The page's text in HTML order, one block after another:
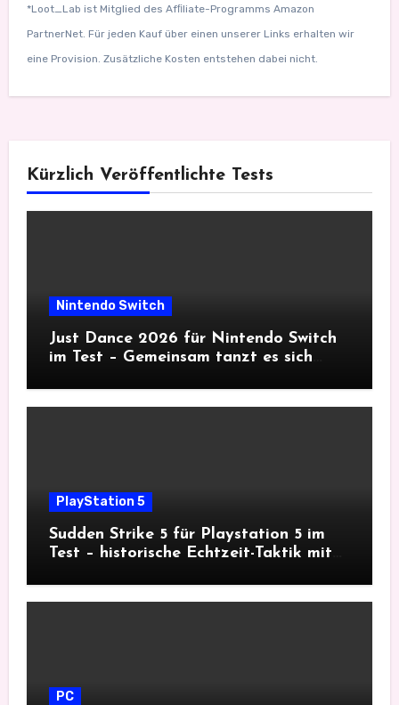
*Loot_Lab ist Mitglied des Afﬁliate-Programms Amazon
PartnerNet. Für jeden Kauf über einen unserer Links erhalten wir
eine Provision. Zusätzliche Kosten entstehen dabei nicht.
Kürzlich Veröffentlichte Tests
Nintendo Switch
Just Dance 2026 für Nintendo Switch
im Test – Gemeinsam tanzt es sich
PlayStation 5
Sudden Strike 5 für Playstation 5 im
Test – historische Echtzeit-Taktik mit
PC